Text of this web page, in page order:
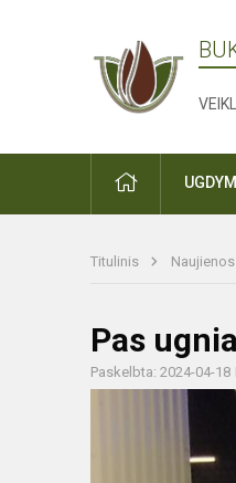
PRADŽIA
Titulinis Naujienos
Pas
Paskelbta: 2024-04-18